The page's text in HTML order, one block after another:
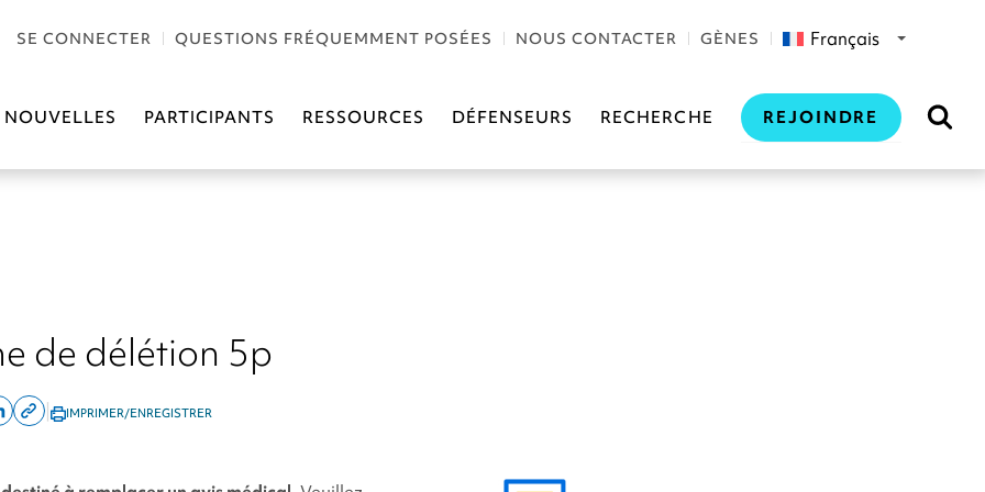
SE CONNECTER QUESTIONS FRÉQUEMMENT POSÉES NOUS CONTACTER GÈNES Français
NOUVELLES PARTICIPANTS RESSOURCES DÉFENSEURS RECHERCHE REJOINDRE
de délétion 5p
linkedin
Copy
page
| IMPRIMER/ENREGISTRER